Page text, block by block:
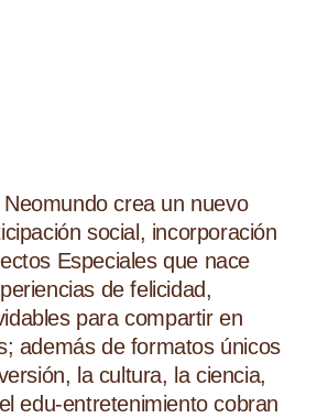
crea un nuevo
social, incorporación
Especiales que nace
de felicidad,
para compartir en
además de formatos únicos
la cultura, la ciencia,
edu-entretenimiento cobran